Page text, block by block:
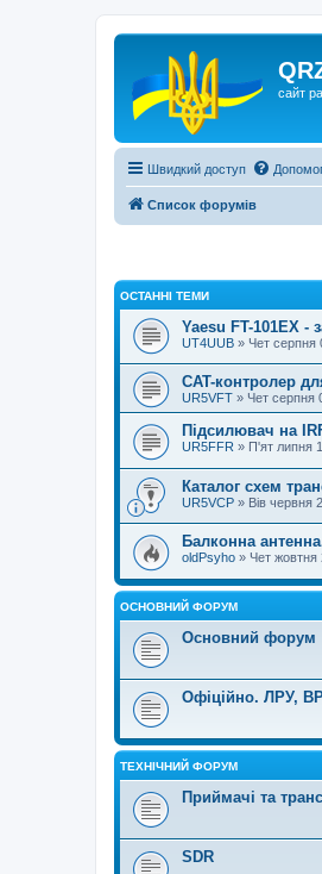
сайт
Швидкий доступ
Список форумів
ОСТАННІ ТЕМИ
Yaesu FT-101EX -
UT4UUB » Чет серпня
CAT-контролер
UR5VFT » Чет серпня
Підсилювач на
UR5FFR » П'ят липня
Каталог схем
UR5VCP » Вів червня
Балконна
oldPsyho » Чет жовтня
ОСНОВНИЙ ФОРУМ
Основний форум
Офіційно. ЛРУ,
ТЕХНІЧНИЙ ФОРУМ
Приймачі та
SDR